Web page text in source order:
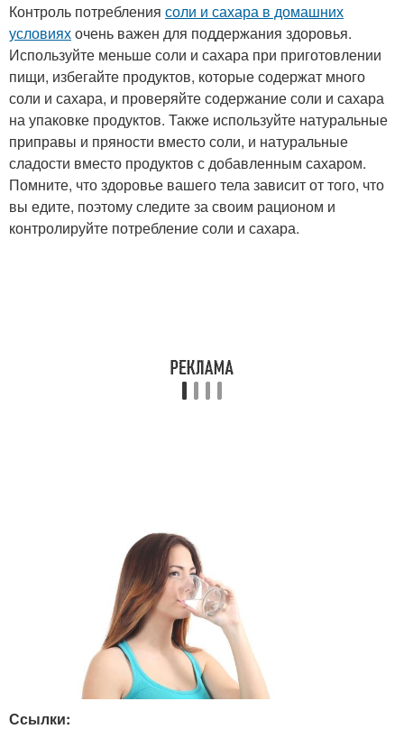
Контроль потребления соли и сахара в домашних
условияхочень важен для поддержания здоровья.
Используйте меньше соли и сахара при приготовлении
пищи, избегайте продуктов, которые содержат много
соли и сахара, и проверяйте содержание соли и сахара
на упаковке продуктов. Также используйте натуральные
приправы и пряности вместо соли, и натуральные
сладости вместо продуктов с добавленным сахаром.
Помните, что здоровье вашего тела зависит от того, что
вы едите, поэтому следите за своим рационом и
контролируйте потребление соли и сахара.
Ссылки: